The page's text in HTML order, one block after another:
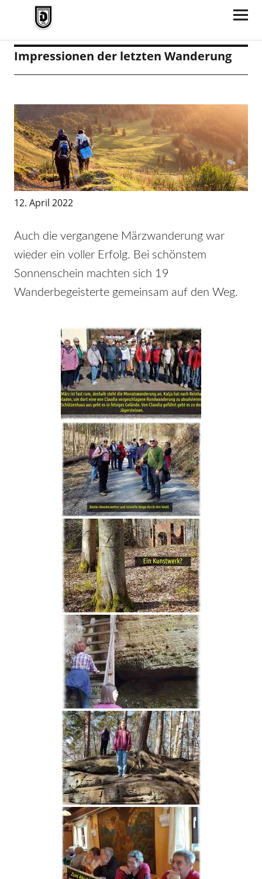
TV Jahn Duderstadt
Impressionen der letzten Wanderung
12. April 2022
Auch die vergangene Märzwanderung war
wieder ein voller Erfolg. Bei schönstem
Sonnenschein machten sich 19
Wanderbegeisterte gemeinsam auf den Weg.